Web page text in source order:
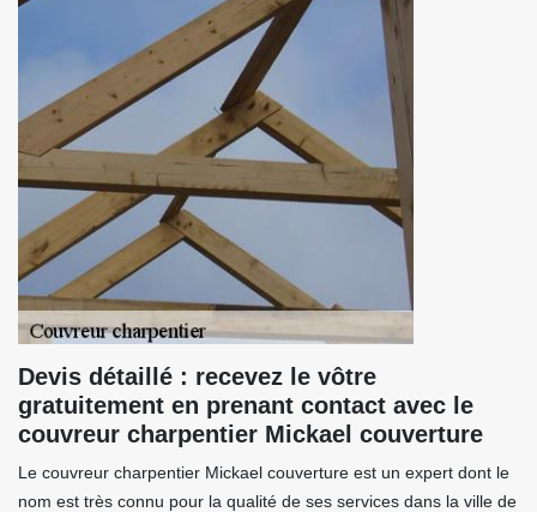
Devis détaillé : recevez le vôtre
gratuitement en prenant contact avec le
couvreur charpentier Mickael couverture
Le couvreur charpentier Mickael couverture est un expert dont le
nom est très connu pour la qualité de ses services dans la ville de